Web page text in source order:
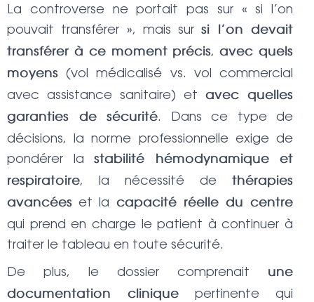
La controverse ne portait pas sur « si l’on
pouvait transférer », mais sursi l’on devait
transférer à ce moment précis,avec quels
moyens
(vol médicalisé vs. vol commercial
avec assistance sanitaire) et
avec quelles
garanties de sécurité. Dans ce type de
décisions, la norme professionnelle exige de
pondérer la
stabilité hémodynamique et
respiratoire, la nécessité de
thérapies
avancées et la capacité réelle du centre
qui prend en charge le patient à continuer à
traiter le tableau en toute sécurité.
De plus, le dossier comprenait
une
documentation clinique
pertinente qui